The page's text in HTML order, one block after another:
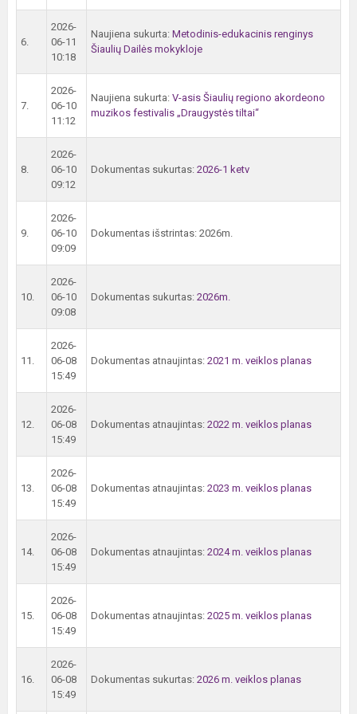
6.
2026-
06-11
10:18
Naujiena sukurta: Metodinis-edukacinis renginys
Šiaulių Dailės mokykloje
7.
2026-
06-10
11:12
Naujiena sukurta: V-asis Šiaulių regiono akordeono
muzikos festivalis „Draugystės tiltai“
8.
2026-
06-10
09:12
Dokumentas sukurtas: 2026-1 ketv
9.
2026-
06-10
09:09
Dokumentas išstrintas: 2026m.
10.
2026-
06-10
09:08
Dokumentas sukurtas: 2026m.
11.
2026-
06-08
15:49
Dokumentas atnaujintas: 2021 m. veiklos planas
12.
2026-
06-08
15:49
Dokumentas atnaujintas: 2022 m. veiklos planas
13.
2026-
06-08
15:49
Dokumentas atnaujintas: 2023 m. veiklos planas
14.
2026-
06-08
15:49
Dokumentas atnaujintas: 2024 m. veiklos planas
15.
2026-
06-08
15:49
Dokumentas atnaujintas: 2025 m. veiklos planas
16.
2026-
06-08
15:49
Dokumentas sukurtas: 2026 m. veiklos planas